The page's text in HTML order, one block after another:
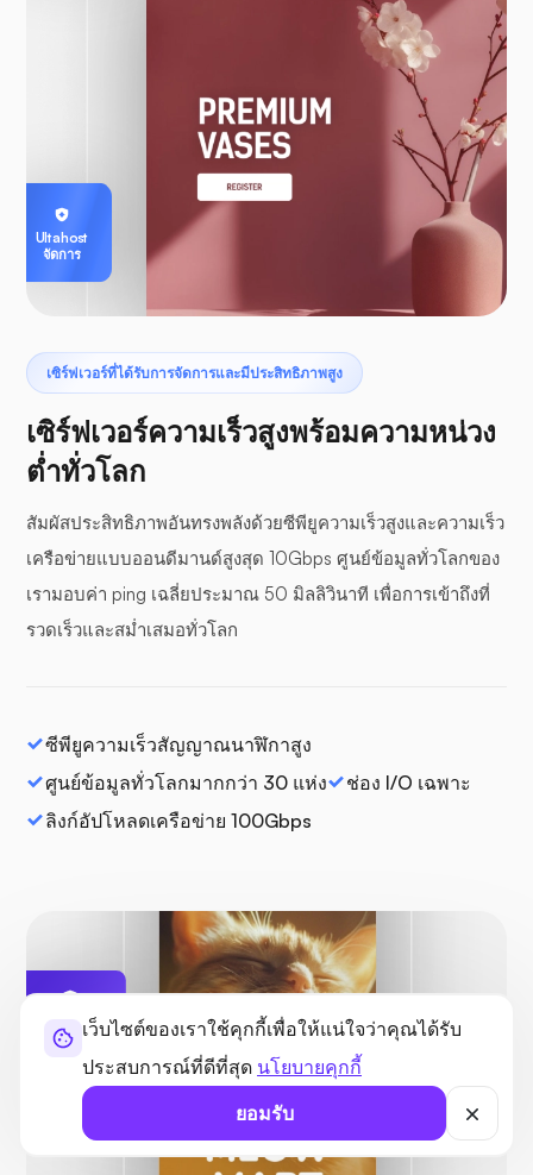
เว็บไซต์ของเราใช้คุกกี้เพื่อให้แน่ใจว่าคุณได้รับ
ประสบการณ์ที่ดีที่สุด นโยบายคุกกี้
ยอมรับ
เซิร์ฟเวอร์ที่ได้รับการจัดการและมีประสิทธิภาพสูง
เซิร์ฟเวอร์ความเร็วสูงพร้อมความหน่วง
ต่ำทั่วโลก
สัมผัสประสิทธิภาพอันทรงพลังด้วยซีพียูความเร็วสูงและความเร็ว
เครือข่ายแบบออนดีมานด์สูงสุด 10Gbps ศูนย์ข้อมูลทั่วโลกของ
เรามอบค่า ping เฉลี่ยประมาณ 50 มิลลิวินาที เพื่อการเข้าถึงที่
รวดเร็วและสม่ำเสมอทั่วโลก
ซีพียูความเร็วสัญญาณนาฬิกาสูง
ศูนย์ข้อมูลทั่วโลกมากกว่า 30 แห่ง
ช่อง I/O เฉพาะ
ลิงก์อัปโหลดเครือข่าย 100Gbps
Ultahost
จัดการ
ได้รับการ
คุ้มครอง